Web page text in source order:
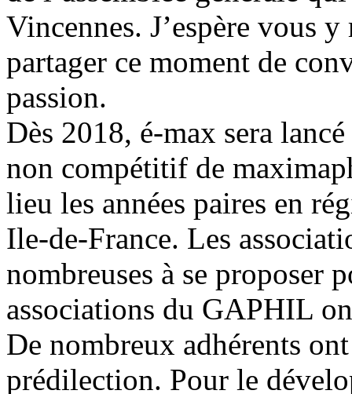
Vincennes. J’espère vous
partager ce moment de
passion.
Dès 2018, é-max sera
non compétitif de
lieu les années paires en
Ile-de-France. Les
nombreuses à se proposer
associations du GAPHIL
De nombreux adhérents
prédilection. Pour le